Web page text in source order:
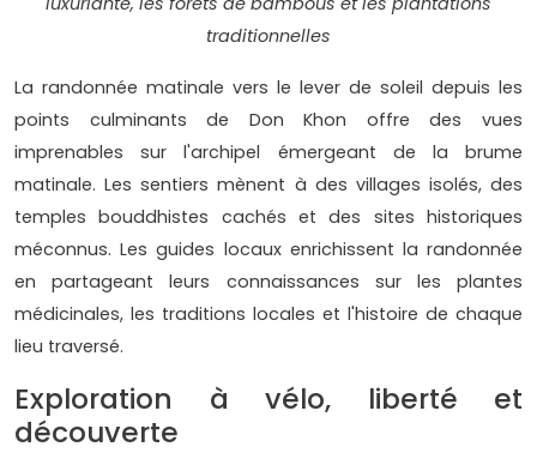
traditionnelles
La randonnée matinale vers le lever de soleil depuis les
points culminants de Don Khon offre des vues
imprenables sur l'archipel émergeant de la brume
matinale. Les sentiers mènent à des villages isolés, des
temples bouddhistes cachés et des sites historiques
méconnus. Les guides locaux enrichissent la randonnée
en partageant leurs connaissances sur les plantes
médicinales, les traditions locales et l'histoire de chaque
lieu traversé.
Exploration à vélo, liberté et
découverte